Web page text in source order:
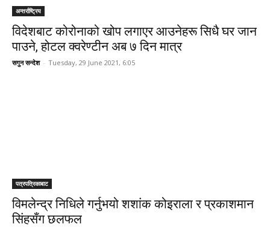
अन्तर्राष्ट्रिय
विदेशबाट कोरोनाको खोप लगाएर आउनेहरू सिधै घर जान
पाउने, होटल क्वरेण्टीन अब ७ दिन मात्र
सगुन सन्देश - Tuesday, 29 June 2021, 6:05
पत्रपत्रिकाबाट
विमलेन्द्र निधिले गर्नुभयो शशांक कोइराला र प्रकाशमान
सिंहसँग छलफल